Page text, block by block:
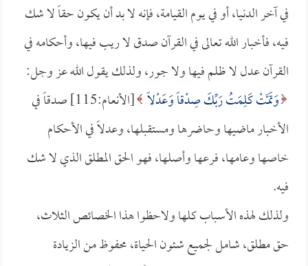
في آخر الدنيا، أو في يوم القيامة، فإنه لا بد أن يكون حقاً لا شك
فيه، فأخبار الله تعالى في القرآن صدق لا ريب فيها، وأحكامه في
القرآن عدل لا ظلم فيها ولا جور، ولذلك يقول الله عز وجل:
وَتَمَّتْ كَلِمَتُ رَبِّكَ صِدْقاً وَعَدْلاً
[الأنعام:115] صدقاً في
الأخبار ماضيها وحاضرها ومستقبلها، وعدلاً في الأحكام
خاصها وعامها، فرعها وأصلها، فهو الحق المطلق الذي لا شك
فيه.
ولذلك لهذه الأسباب كلها ولاحظوا هذا الخصائص الثلاث،
حق مطلق، شامل لجميع شئون الحياة، محفوظ من الزيادة